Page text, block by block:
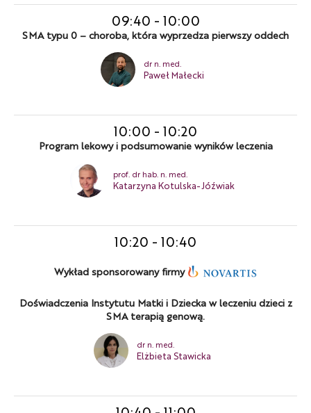
09:40 - 10:00
SMA typu 0 – choroba, która wyprzedza pierwszy oddech
dr n. med.
Paweł Małecki
10:00 - 10:20
Program lekowy i podsumowanie wyników leczenia
prof. dr hab. n. med.
Katarzyna Kotulska-Jóźwiak
10:20 - 10:40
Wykład sponsorowany firmy
Doświadczenia Instytutu Matki i Dziecka w leczeniu dzieci z
SMA terapią genową.
dr n. med.
Elżbieta Stawicka